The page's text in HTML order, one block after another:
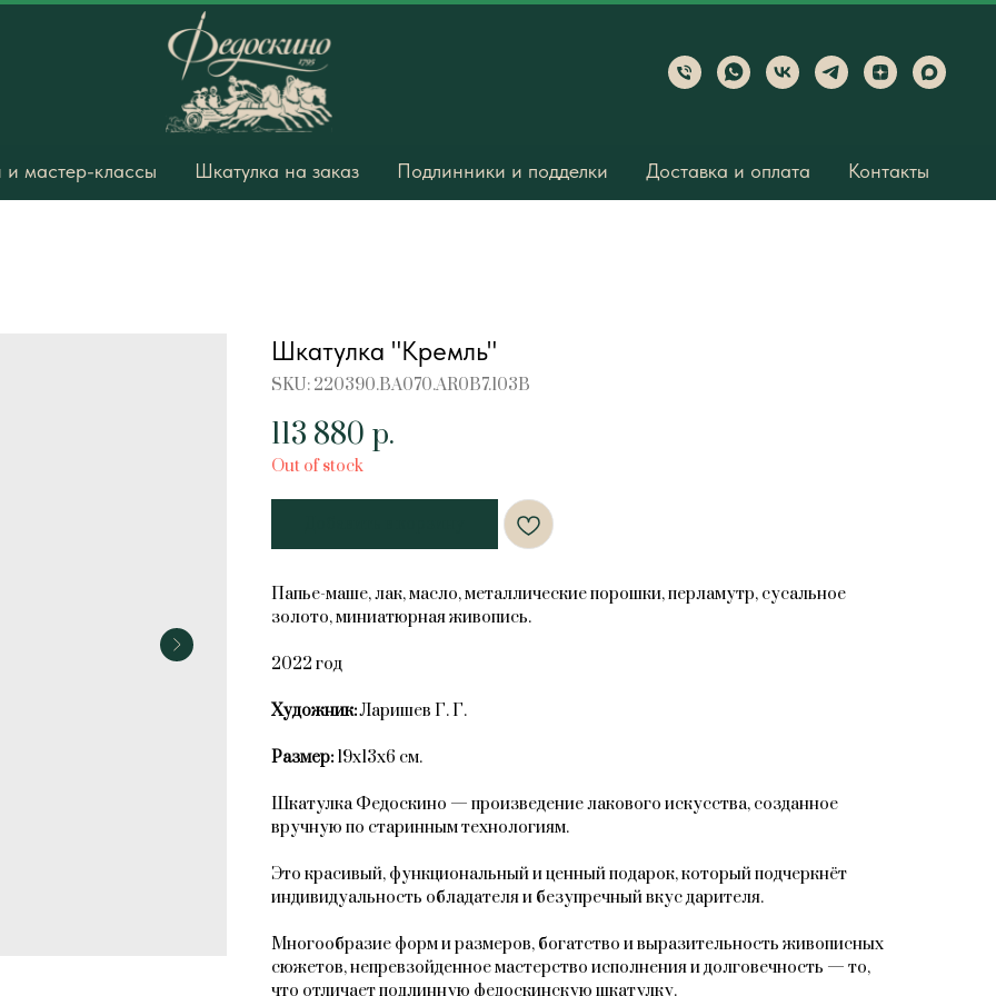
и мастер-классы Шкатулка на заказ Подлинники и подделки Доставка и оплата Контакты
Шкатулка "Кремль"
SKU: 220390.BA070.AR0B7.103B
113 880 р.
Out of stock
Папье-маше, лак, масло, металлические порошки, перламутр, сусальное
золото, миниатюрная живопись.
2022 год
Художник:Ларишев Г. Г.
Размер: 19х13х6 см.
Шкатулка Федоскино — произведение лакового искусства, созданное
вручную по старинным технологиям.
Это красивый, функциональный и ценный подарок, который подчеркнёт
индивидуальность обладателя и безупречный вкус дарителя.
Многообразие форм и размеров, богатство и выразительность живописных
сюжетов, непревзойденное мастерство исполнения и долговечность — то,
что отличает подлинную федоскинскую шкатулку.